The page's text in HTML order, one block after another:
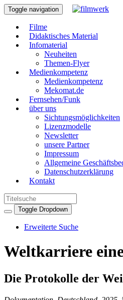
Toggle navigation
Filme
Didaktisches Material
Infomaterial
Neuheiten
Themen-Flyer
Medienkompetenz
Medienkompetenz
Mekomat.de
Fernsehen/Funk
über uns
Sichtungsmöglichkeiten
Lizenzmodelle
Newsletter
unsere Partner
Impressum
Allgemeine
Datenschutzerklärung
Kontakt
Toggle Dropdown
Erweiterte Suche
Weltkarriere
Die Protokolle der